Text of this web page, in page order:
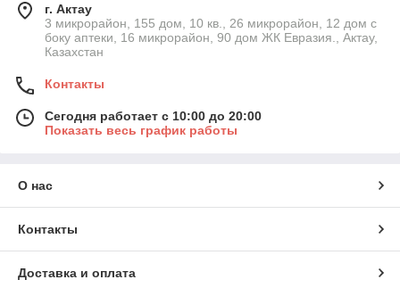
г. Актау
3 микрорайон, 155 дом, 10 кв., 26 микрорайон, 12 дом с
боку аптеки, 16 микрорайон, 90 дом ЖК Евразия., Актау,
Казахстан
Контакты
Сегодня работает с 10:00 до 20:00
Показать весь график работы
О нас
Контакты
Доставка и оплата